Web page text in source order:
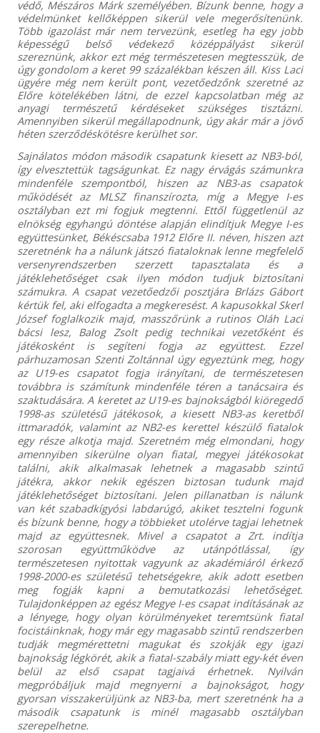
védő, Mészáros Márk személyében. Bízunk benne, hogy a
védelmünket kellőképpen sikerül vele megerősítenünk.
Több igazolást már nem tervezünk, esetleg ha egy jobb
képességű belső védekező középpályást sikerül
szereznünk, akkor ezt még természetesen megtesszük, de
úgy gondolom a keret 99 százalékban készen áll. Kiss Laci
ügyére még nem került pont, vezetőedzőnk szeretné az
Előre kötelékében látni, de ezzel kapcsolatban még az
anyagi természetű kérdéseket szükséges tisztázni.
Amennyiben sikerül megállapodnunk, úgy akár már a jövő
héten szerződéskötésre kerülhet sor.
Sajnálatos módon második csapatunk kiesett az NB3-ból,
így elvesztettük tagságunkat. Ez nagy érvágás számunkra
mindenféle szempontból, hiszen az NB3-as csapatok
működését az MLSZ finanszírozta, míg a Megye I-es
osztályban ezt mi fogjuk megtenni. Ettől függetlenül az
elnökség egyhangú döntése alapján elindítjuk Megye I-es
együttesünket, Békéscsaba 1912 Előre II. néven, hiszen azt
szeretnénk ha a nálunk játszó fiataloknak lenne megfelelő
versenyrendszerben szerzett tapasztalata és a
játéklehetőséget csak ilyen módon tudjuk biztosítani
számukra. A csapat vezetőedzői posztjára Brlázs Gábort
kértük fel, aki elfogadta a megkeresést. A kapusokkal Skerl
József foglalkozik majd, masszőrünk a rutinos Oláh Laci
bácsi lesz, Balog Zsolt pedig technikai vezetőként és
játékosként is segíteni fogja az együttest. Ezzel
párhuzamosan Szenti Zoltánnal úgy egyeztünk meg, hogy
az U19-es csapatot fogja irányítani, de természetesen
továbbra is számítunk mindenféle téren a tanácsaira és
szaktudására. A keretet az U19-es bajnokságból kiöregedő
1998-as születésű játékosok, a kiesett NB3-as keretből
ittmaradók, valamint az NB2-es kerettel készülő fiatalok
egy része alkotja majd. Szeretném még elmondani, hogy
amennyiben sikerülne olyan fiatal, megyei játékosokat
találni, akik alkalmasak lehetnek a magasabb szintű
játékra, akkor nekik egészen biztosan tudunk majd
játéklehetőséget biztosítani. Jelen pillanatban is nálunk
van két szabadkígyósi labdarúgó, akiket tesztelni fogunk
és bízunk benne, hogy a többieket utolérve tagjai lehetnek
majd az együttesnek. Mivel a csapatot a Zrt. indítja
szorosan együttműködve az utánpótlással, így
természetesen nyitottak vagyunk az akadémiáról érkező
1998-2000-es születésű tehetségekre, akik adott esetben
meg fogják kapni a bemutatkozási lehetőséget.
Tulajdonképpen az egész Megye I-es csapat indításának az
a lényege, hogy olyan körülményeket teremtsünk fiatal
focistáinknak, hogy már egy magasabb szintű rendszerben
tudják megmérettetni magukat és szokják egy igazi
bajnokság légkörét, akik a fiatal-szabály miatt egy-két éven
belül az első csapat tagjaivá érhetnek. Nyilván
megpróbáljuk majd megnyerni a bajnokságot, hogy
gyorsan visszakerüljünk az NB3-ba, mert szeretnénk ha a
második csapatunk is minél magasabb osztályban
szerepelhetne.